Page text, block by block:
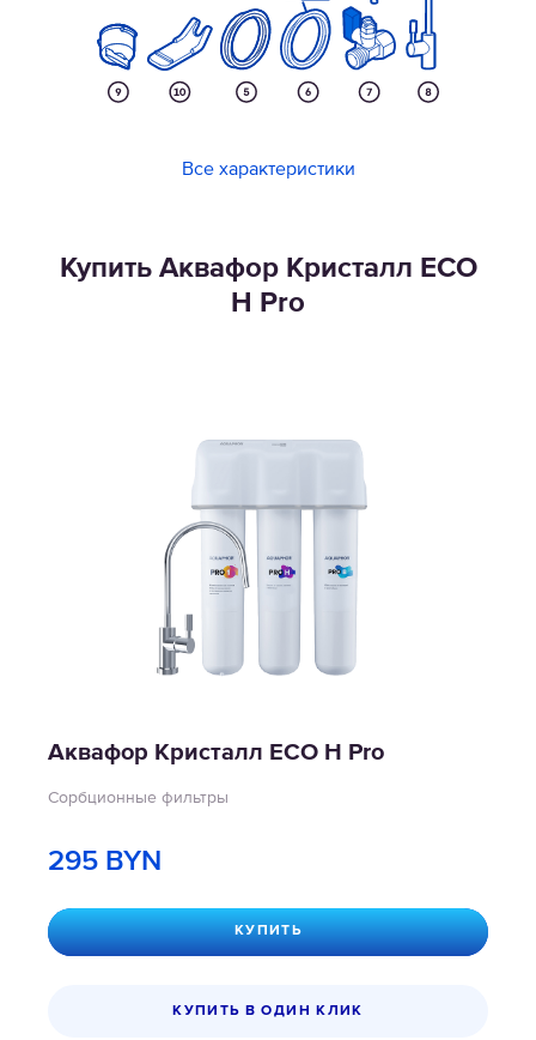
Все характеристики
Купить Аквафор Кристалл ECO
H Pro
Аквафор Кристалл ECO H Pro
Сорбционные фильтры
295 BYN
КУПИТЬ
КУПИТЬ В ОДИН КЛИК